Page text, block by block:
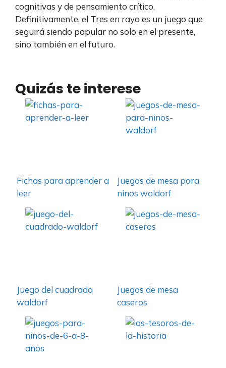
cognitivas y de pensamiento crítico.
Definitivamente, el Tres en raya es un juego que
seguirá siendo popular no solo en el presente,
sino también en el futuro.
Quizás te interese
Fichas para aprender a
leer
Juegos de mesa para
ninos waldorf
Juego del cuadrado
waldorf
Juegos de mesa
caseros